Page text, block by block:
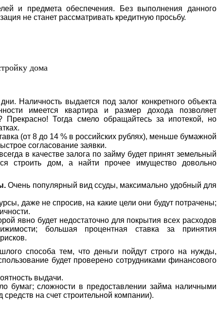
и предмета обеспечения. Без выполнения данного
не станет рассматривать кредитную просьбу.
дома
Наличность выдается под залог конкретного объекта
имеется квартира и размер дохода позволяет
Прекрасно! Тогда смело обращайтесь за ипотекой, но
(от 8 до 14 % в российских рублях), меньше бумажной
согласование заявки.
в качестве залога по займу будет принят земельный
строить дом, а найти прочее имущество довольно
Очень популярный вид ссуды, максимально удобный для
даже не спросив, на какие цели они будут потрачены;
явно будет недостаточно для покрытия всех расходов
большая процентная ставка за принятия
способа тем, что деньги пойдут строго на нужды,
будет проверено сотрудниками финансового
выдачи.
бумаг; сложности в предоставлении займа наличными
на счет строительной компании).